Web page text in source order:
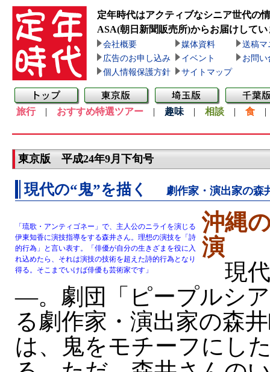
定年時代はアクティブなシニア世代の
ASA(朝日新聞販売所)からお届けしてい
会社概要 媒体資料
送稿マ
広告のお申し込み
イベント
お問い
個人情報保護方針
サイトマップ
旅行| おすすめ特選ツアー | 趣味 | 相談 | 食
東京版 平成24年9月下旬号
現代の“鬼”を描く 劇作家・演出家の森
「琉歌・アンティゴネー」で、主人公のニライを演じる
伊東知香に演技指導をする森井さん。理想の演技を「詩
的行為」と言い表す。「俳優が自分の生きざまを役に入
れ込めたら、それは演技の技術を超えた詩的行為となり
得る。そこまでいけば俳優も芸術家です」
沖縄
演
現代
―。劇団「ピープルシ
る劇作家・演出家の森
は、鬼をモチーフにし